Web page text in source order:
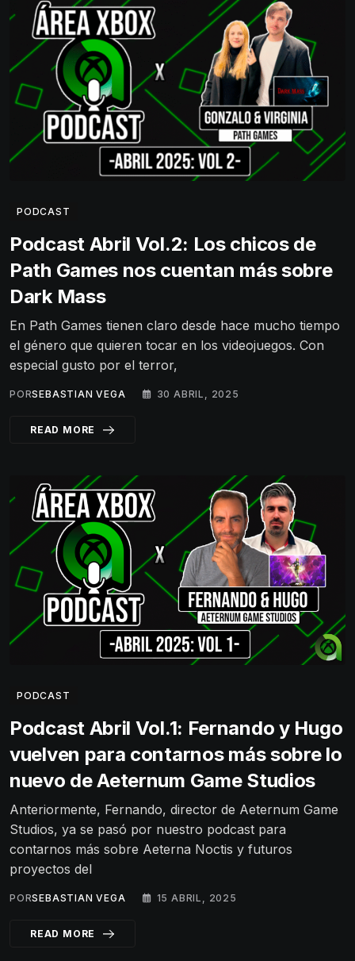
PODCAST
Podcast Abril Vol.2: Los chicos de
Path Games nos cuentan más sobre
Dark Mass
En Path Games tienen claro desde hace mucho tiempo
el género que quieren tocar en los videojuegos. Con
especial gusto por el terror,
PORSEBASTIAN VEGA 30 ABRIL, 2025
READ MORE
PODCAST
Podcast Abril Vol.1: Fernando y Hugo
vuelven para contarnos más sobre lo
nuevo de Aeternum Game Studios
Anteriormente, Fernando, director de Aeternum Game
Studios, ya se pasó por nuestro podcast para
contarnos más sobre Aeterna Noctis y futuros
proyectos del
PORSEBASTIAN VEGA 15 ABRIL, 2025
READ MORE